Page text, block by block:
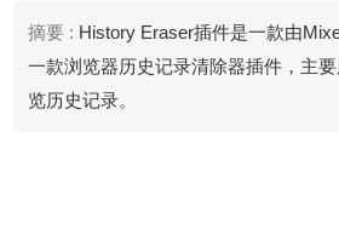
摘要 : History Eraser插件是一款由
一款浏览器历史记录清除器插件，主
览历史记录。